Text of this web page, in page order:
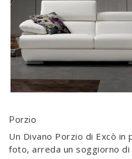
Porzio
Un Divano Porzio di Excò in
foto, arreda un soggiorno